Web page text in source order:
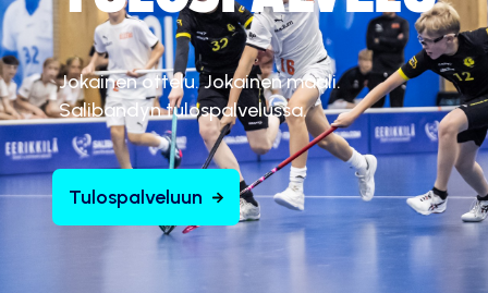
Jokainen ottelu. Jokainen maali.
Salibandyn tulospalvelussa.
Tulospalveluun